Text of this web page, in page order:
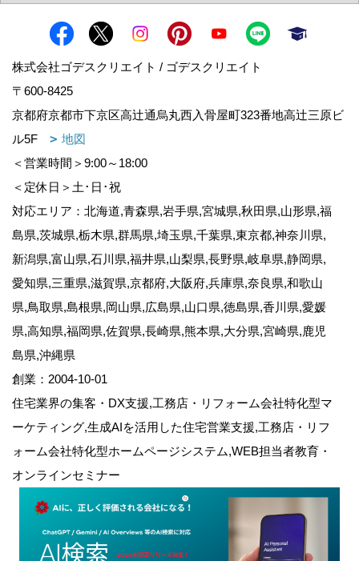
株式会社ゴデスクリエイト / ゴデスクリエイト
〒600-8425
京都府京都市下京区高辻通烏丸西入骨屋町323番地高辻三原ビ
ル5F
地図
＜営業時間＞9:00～18:00
＜定休日＞土･日･祝
対応エリア：北海道,青森県,岩手県,宮城県,秋田県,山形県,福
島県,茨城県,栃木県,群馬県,埼玉県,千葉県,東京都,神奈川県,
新潟県,富山県,石川県,福井県,山梨県,長野県,岐阜県,静岡県,
愛知県,三重県,滋賀県,京都府,大阪府,兵庫県,奈良県,和歌山
県,鳥取県,島根県,岡山県,広島県,山口県,徳島県,香川県,愛媛
県,高知県,福岡県,佐賀県,長崎県,熊本県,大分県,宮崎県,鹿児
島県,沖縄県
創業：2004-10-01
住宅業界の集客・DX支援,工務店・リフォーム会社特化型マ
ーケティング,生成AIを活用した住宅営業支援,工務店・リフ
ォーム会社特化型ホームページシステム,WEB担当者教育・
オンラインセミナー